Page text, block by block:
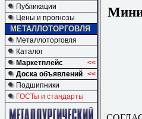
Публикации
Цены и прогнозы
МЕТАЛЛОТОРГОВЛЯ
Металлоторговля
Каталог
Маркетплейс
<<
Доска объявлений <<
Подшипники
ГОСТы и стандарты